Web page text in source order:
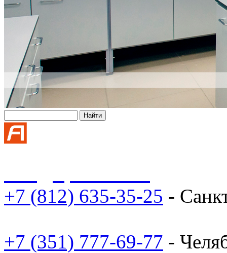
+7 (812) 635-35-25 -
+7 (351) 777-69-77 -